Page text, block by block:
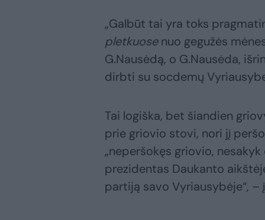
„Galbūt tai yra toks
pletkuosenuo gegužės
G.Nausėdą, o G.Nausėda,
dirbti su socdemų
Tai logiška, bet šiandien
prie griovio stovi, nori jį
„neperšokęs griovio,
prezidentas Daukanto
partiją savo Vyriausybėje“, –